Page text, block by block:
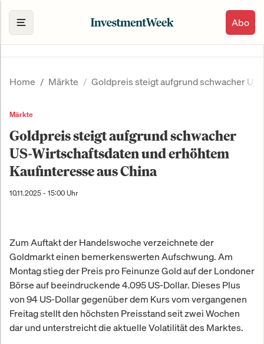
Abo
Home Märkte Goldpreis steigt aufgrund schwacher
Märkte
Goldpreis steigt aufgrund schwacher
US-Wirtschaftsdaten und erhöhtem
Kaufinteresse aus China
10.11.2025 - 15:00 Uhr
Zum Auftakt der Handelswoche verzeichnete der
Goldmarkt einen bemerkenswerten Aufschwung. Am
Montag stieg der Preis pro Feinunze Gold auf der Londoner
Börse auf beeindruckende 4.095 US-Dollar. Dieses Plus
von 94 US-Dollar gegenüber dem Kurs vom vergangenen
Freitag stellt den höchsten Preisstand seit zwei Wochen
dar und unterstreicht die aktuelle Volatilität des Marktes.